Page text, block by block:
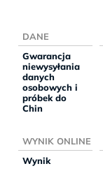
DANE
Gwarancja
niewysyłania
danych
osobowych i
próbek do
Chin
WYNIK ONLINE
Wynik